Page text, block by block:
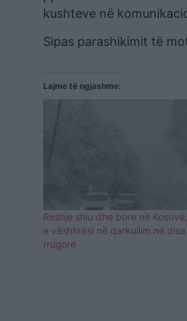
kushteve në
Sipas parashikimit të
Lajme të ngjashme:
Reshje shiu dhe bore në
e vështirësi në qarkullim në disa
rrugore